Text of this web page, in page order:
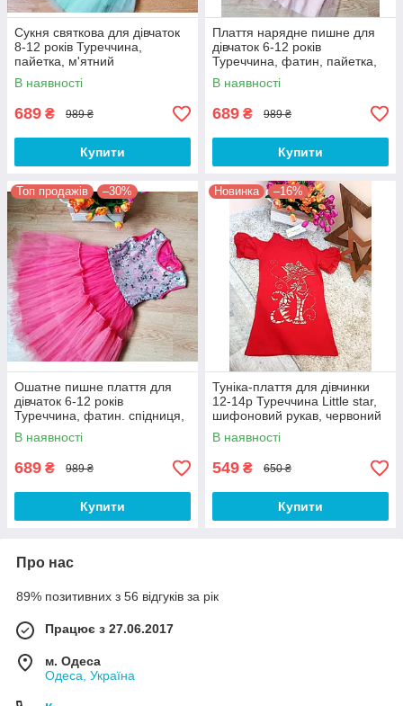
Сукня святкова для дівчаток
8-12 років Туреччина,
пайетка, м'ятний
В наявності
689 ₴ 989 ₴
Купити
Плаття нарядне пишне для
дівчаток 6-12 років
Туреччина, фатин, пайетка,
пудра
В наявності
689 ₴ 989 ₴
Купити
Топ продажів –30%
Ошатне пишне плаття для
дівчаток 6-12 років
Туреччина, фатин. спідниця,
паєтки, рожевий
В наявності
689 ₴ 989 ₴
Купити
Новинка –16%
Туніка-плаття для дівчинки
12-14р Туреччина Little star,
шифоновий рукав, червоний
В наявності
549 ₴ 650 ₴
Купити
Про нас
89% позитивних з 56 відгуків за рік
Працює з 27.06.2017
м. Одеса
Одеса, Україна